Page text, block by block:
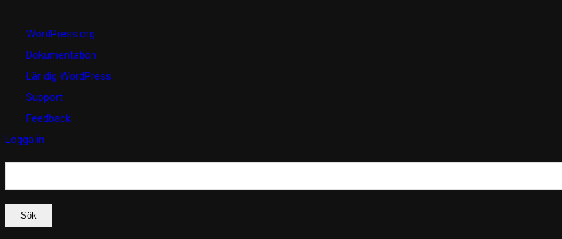
WordPress
WordPress.org
Dokumentation
Lär dig WordPress
Support
Feedback
Logga in
Sök